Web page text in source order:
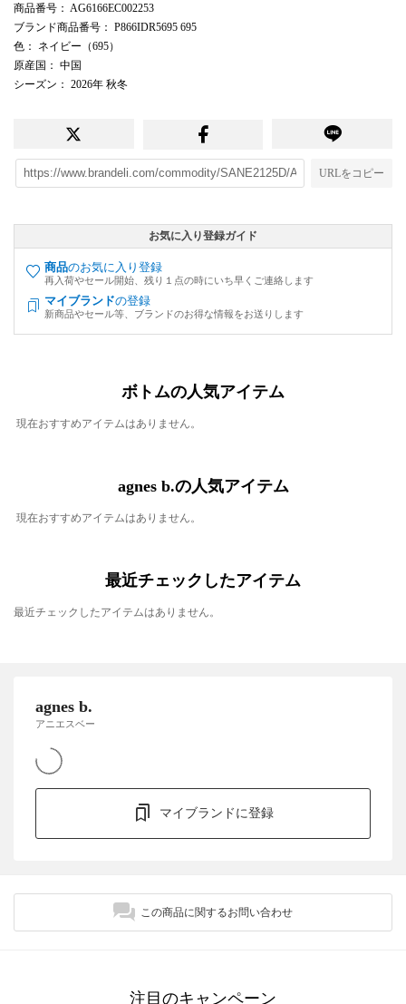
商品番号 ： AG6166EC002253
ブランド商品番号 ： P866IDR5695 695
色 ： ネイビー（695）
原産国 ： 中国
シーズン ： 2026年 秋冬
URLをコピー
お気に入り登録ガイド
商品のお気に入り登録
再入荷やセール開始、残り１点の時にいち早くご連絡します
マイブランドの登録
新商品やセール等、ブランドのお得な情報をお送りします
ボトムの人気アイテム
現在おすすめアイテムはありません。
agnes b.の人気アイテム
現在おすすめアイテムはありません。
最近チェックしたアイテム
最近チェックしたアイテムはありません。
agnes b.
アニエスベー
マイブランドに登録
この商品に関するお問い合わせ
注目のキャンペーン